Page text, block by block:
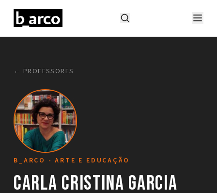
← PROFESSORES
B_ARCO - ARTE E EDUCAÇÃO
Carla Cristina Garcia